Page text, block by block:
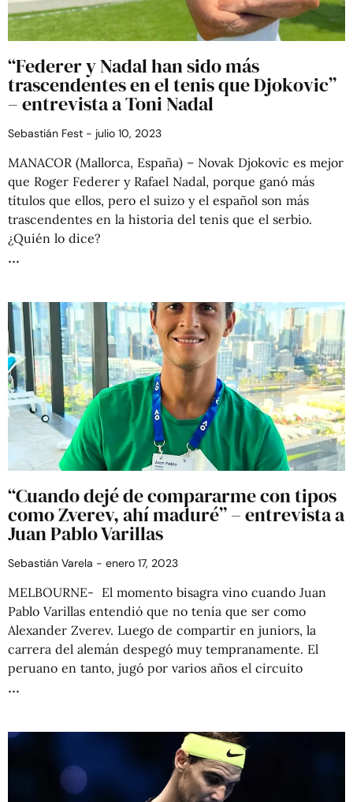
“Federer y Nadal han sido más
trascendentes en el tenis que Djokovic”
– entrevista a Toni Nadal
Sebastián Fest julio 10, 2023
MANACOR (Mallorca, España) – Novak Djokovic es mejor
que Roger Federer y Rafael Nadal, porque ganó más
títulos que ellos, pero el suizo y el español son más
trascendentes en la historia del tenis que el serbio.
¿Quién lo dice?
“Cuando dejé de compararme con tipos
como Zverev, ahí maduré” – entrevista a
Juan Pablo Varillas
Sebastián Varela enero 17, 2023
MELBOURNE- El momento bisagra vino cuando Juan
Pablo Varillas entendió que no tenía que ser como
Alexander Zverev. Luego de compartir en juniors, la
carrera del alemán despegó muy tempranamente. El
peruano en tanto, jugó por varios años el circuito